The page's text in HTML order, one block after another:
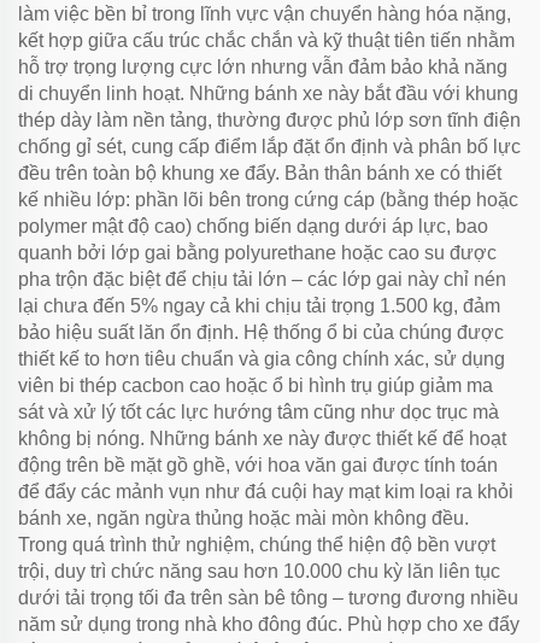
làm việc bền bỉ trong lĩnh vực vận chuyển hàng hóa nặng,
kết hợp giữa cấu trúc chắc chắn và kỹ thuật tiên tiến nhằm
hỗ trợ trọng lượng cực lớn nhưng vẫn đảm bảo khả năng
di chuyển linh hoạt. Những bánh xe này bắt đầu với khung
thép dày làm nền tảng, thường được phủ lớp sơn tĩnh điện
chống gỉ sét, cung cấp điểm lắp đặt ổn định và phân bố lực
đều trên toàn bộ khung xe đẩy. Bản thân bánh xe có thiết
kế nhiều lớp: phần lõi bên trong cứng cáp (bằng thép hoặc
polymer mật độ cao) chống biến dạng dưới áp lực, bao
quanh bởi lớp gai bằng polyurethane hoặc cao su được
pha trộn đặc biệt để chịu tải lớn – các lớp gai này chỉ nén
lại chưa đến 5% ngay cả khi chịu tải trọng 1.500 kg, đảm
bảo hiệu suất lăn ổn định. Hệ thống ổ bi của chúng được
thiết kế to hơn tiêu chuẩn và gia công chính xác, sử dụng
viên bi thép cacbon cao hoặc ổ bi hình trụ giúp giảm ma
sát và xử lý tốt các lực hướng tâm cũng như dọc trục mà
không bị nóng. Những bánh xe này được thiết kế để hoạt
động trên bề mặt gồ ghề, với hoa văn gai được tính toán
để đẩy các mảnh vụn như đá cuội hay mạt kim loại ra khỏi
bánh xe, ngăn ngừa thủng hoặc mài mòn không đều.
Trong quá trình thử nghiệm, chúng thể hiện độ bền vượt
trội, duy trì chức năng sau hơn 10.000 chu kỳ lăn liên tục
dưới tải trọng tối đa trên sàn bê tông – tương đương nhiều
năm sử dụng trong nhà kho đông đúc. Phù hợp cho xe đẩy